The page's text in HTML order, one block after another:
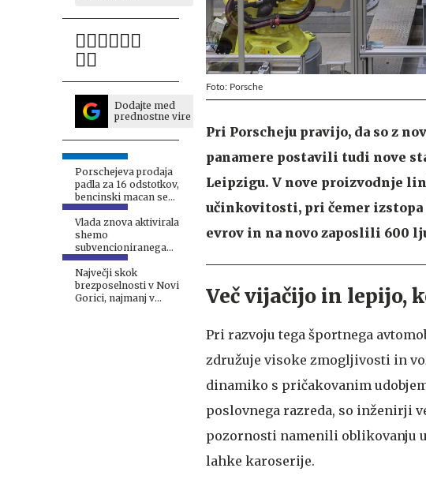
Dodajte med
prednostne vire
Porschejeva prodaja
padla za 16 odstotkov,
bencinski macan se
dokončno poslavlja
Vlada znova aktivirala
shemo
subvencioniranega
skrajšanega delovnika
Največji skok
brezposelnosti v Novi
Gorici, najmanj v
Foto: Porsche
Pri Porscheju pravijo, da so z
panamere postavili tudi nove
Leipzigu. V nove proizvodnje
učinkovitosti, pri čemer
evrov in na novo zaposlili 600
Več vijačijo in lepijo,
Pri razvoju tega športnega
združuje visoke zmogljivosti in
dinamiko s pričakovanim
poslovnega razreda, so inženirji
pozornosti namenili oblikovanju
lahke karoserije.